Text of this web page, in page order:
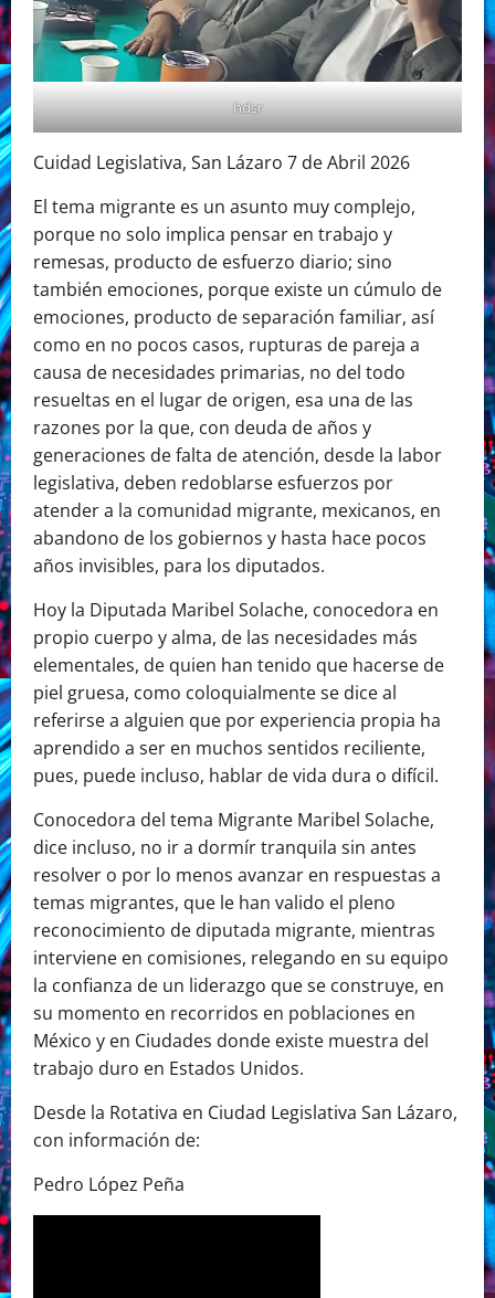
hdsr
Cuidad Legislativa, San Lázaro 7 de Abril 2026
El tema migrante es un asunto muy complejo,
porque no solo implica pensar en trabajo y
remesas, producto de esfuerzo diario; sino
también emociones, porque existe un cúmulo de
emociones, producto de separación familiar, así
como en no pocos casos, rupturas de pareja a
causa de necesidades primarias, no del todo
resueltas en el lugar de origen, esa una de las
razones por la que, con deuda de años y
generaciones de falta de atención, desde la labor
legislativa, deben redoblarse esfuerzos por
atender a la comunidad migrante, mexicanos, en
abandono de los gobiernos y hasta hace pocos
años invisibles, para los diputados.
Hoy la Diputada Maribel Solache, conocedora en
propio cuerpo y alma, de las necesidades más
elementales, de quien han tenido que hacerse de
piel gruesa, como coloquialmente se dice al
referirse a alguien que por experiencia propia ha
aprendido a ser en muchos sentidos reciliente,
pues, puede incluso, hablar de vida dura o difícil.
Conocedora del tema Migrante Maribel Solache,
dice incluso, no ir a dormír tranquila sin antes
resolver o por lo menos avanzar en respuestas a
temas migrantes, que le han valido el pleno
reconocimiento de diputada migrante, mientras
interviene en comisiones, relegando en su equipo
la confianza de un liderazgo que se construye, en
su momento en recorridos en poblaciones en
México y en Ciudades donde existe muestra del
trabajo duro en Estados Unidos.
Desde la Rotativa en Ciudad Legislativa San Lázaro,
con información de:
Pedro López Peña